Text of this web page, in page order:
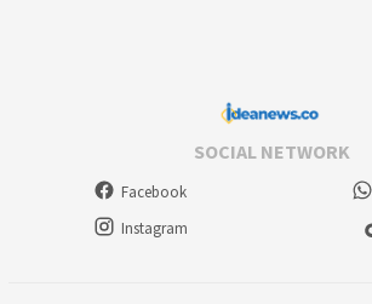
SOCIAL NETWORK
Facebook
Instagram